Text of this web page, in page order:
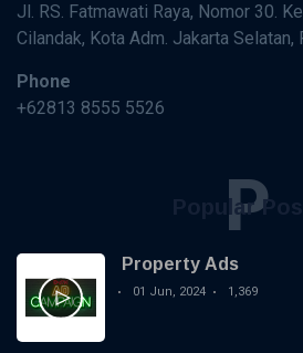
Jl. RS. Fatmawati Raya, Nomor 30.
Cilandak, Kota Adm. Jakarta Selatan,
Phone
+62813 8555 5526
Popular
P
Property Ads
01 Jun, 2024 1,369